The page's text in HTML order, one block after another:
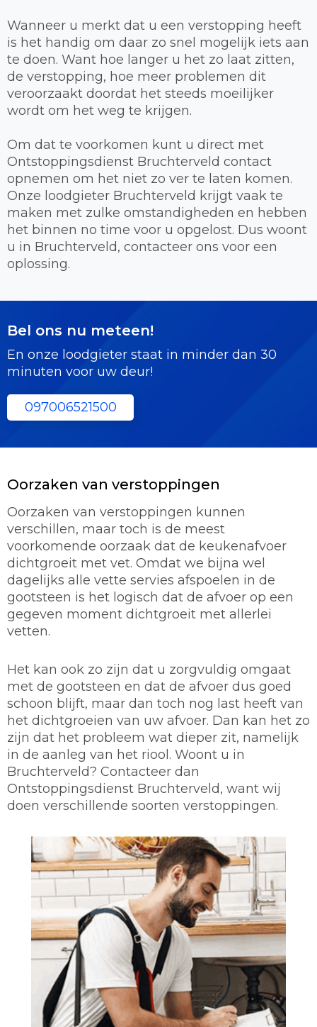
Wanneer u merkt dat u een verstopping heeft
is het handig om daar zo snel mogelijk iets aan
te doen. Want hoe langer u het zo laat zitten,
de verstopping, hoe meer problemen dit
veroorzaakt doordat het steeds moeilijker
wordt om het weg te krijgen.
Om dat te voorkomen kunt u direct met
Ontstoppingsdienst Bruchterveld contact
opnemen om het niet zo ver te laten komen.
Onze loodgieter Bruchterveld krijgt vaak te
maken met zulke omstandigheden en hebben
het binnen no time voor u opgelost. Dus woont
u in Bruchterveld, contacteer ons voor een
oplossing.
Bel ons nu meteen!
En onze loodgieter staat in minder dan 30
minuten voor uw deur!
097006521500
Oorzaken van verstoppingen
Oorzaken van verstoppingen kunnen
verschillen, maar toch is de meest
voorkomende oorzaak dat de keukenafvoer
dichtgroeit met vet. Omdat we bijna wel
dagelijks alle vette servies afspoelen in de
gootsteen is het logisch dat de afvoer op een
gegeven moment dichtgroeit met allerlei
vetten.
Het kan ook zo zijn dat u zorgvuldig omgaat
met de gootsteen en dat de afvoer dus goed
schoon blijft, maar dan toch nog last heeft van
het dichtgroeien van uw afvoer. Dan kan het zo
zijn dat het probleem wat dieper zit, namelijk
in de aanleg van het riool. Woont u in
Bruchterveld? Contacteer dan
Ontstoppingsdienst Bruchterveld, want wij
doen verschillende soorten verstoppingen.